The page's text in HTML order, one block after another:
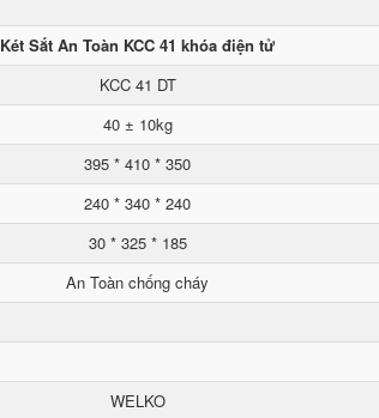
Két Sắt An Toàn KCC 41 khóa điện tử
KCC 41 DT
40 ± 10kg
395 * 410 * 350
240 * 340 * 240
30 * 325 * 185
An Toàn chống cháy
WELKO